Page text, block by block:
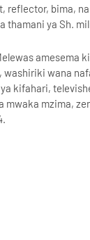
reflector, bima,
thamani ya Sh.
amesema
washiriki wana
kifahari,
mwaka mzima,